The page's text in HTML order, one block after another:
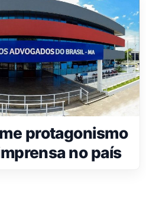
protagonismo
no país